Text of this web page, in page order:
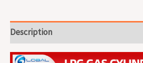
Description